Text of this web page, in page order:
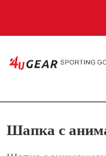
Контакты
Шапка с